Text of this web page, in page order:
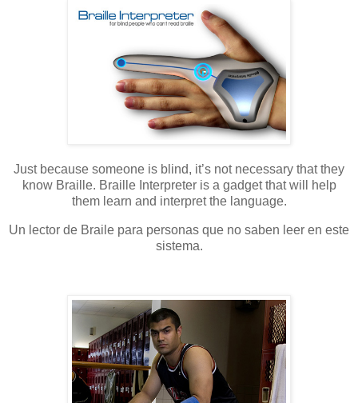
Just because someone is blind, it’s not necessary that they
know Braille. Braille Interpreter is a gadget that will help
them learn and interpret the language.
Un lector de Braile para personas que no saben leer en este
sistema.